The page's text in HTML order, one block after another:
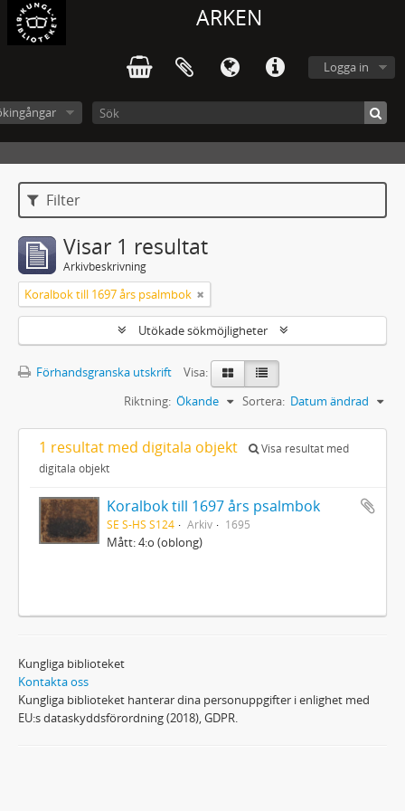
ARKEN
Logga in
Filter
Visar 1 resultat
Arkivbeskrivning
Koralbok till 1697 års psalmbok
Utökade sökmöjligheter
Förhandsgranska utskrift
Visa:
Sortera: Datum ändrad
Riktning: Ökande
1 resultat med digitala objekt
Visa resultat med
digitala objekt
Koralbok till 1697 års psalmbok
SE S-HS S124 Arkiv 1695
Mått: 4:o (oblong)
Kungliga biblioteket
Kontakta oss
Kungliga biblioteket hanterar dina personuppgifter i enlighet med
EU:s dataskyddsförordning (2018), GDPR.